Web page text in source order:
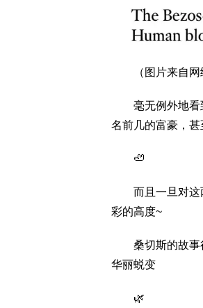
（图片来自网
毫无例外地看到
名前几的富豪，
🦥
而且一旦对这两
彩的高度~
桑切斯的故事很
华丽蜕变
🌿